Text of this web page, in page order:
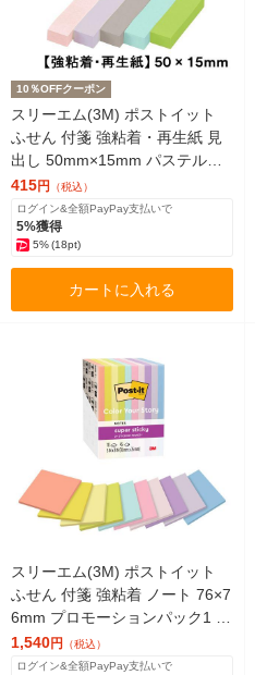
10％OFFクーポン
スリーエム(3M) ポストイット
ふせん 付箋 強粘着・再生紙 見
出し 50mm×15mm パステルカ
ラー5色 5冊 700SS-AP2
415円 （税込）
ログイン&全額PayPay支払いで
5%獲得
5%(18pt)
カートに入れる
スリーエム(3M) ポストイット
ふせん 付箋 強粘着 ノート 76×7
6mm プロモーションパック1 1
箱（10冊入） 654SS-MC-HFPA
1,540円
（税込）
ログイン&全額PayPay支払いで